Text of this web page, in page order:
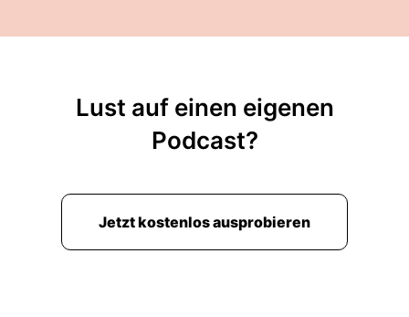
Lust auf einen eigenen
Podcast?
Jetzt kostenlos ausprobieren